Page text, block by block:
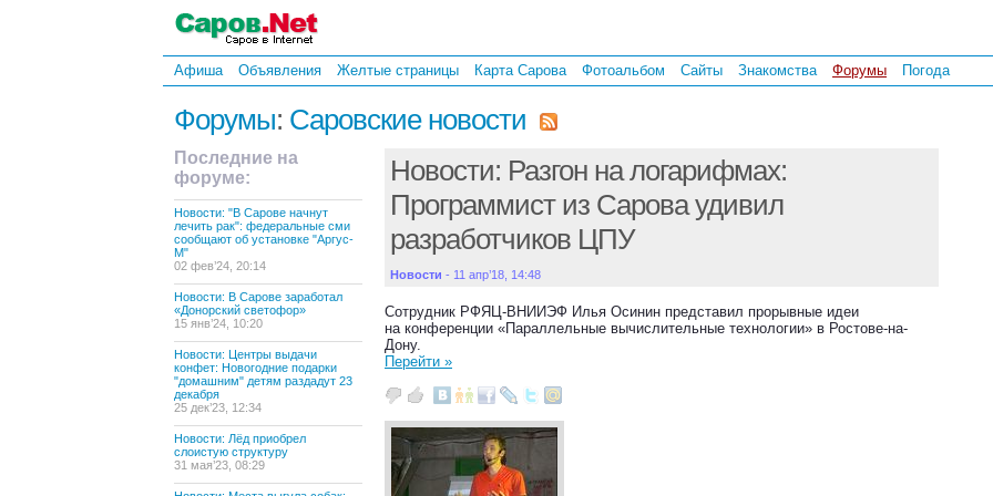
Афиша Объявления Желтые страницы Карта Сарова Фотоальбом Сайты Знакомства Форумы Погода
Форумы: Саровские новости
Последние на
форуме:
Новости: "В Сарове начнут
лечить рак": федеральные сми
сообщают об установке "Аргус-
М"
02 фев’24, 20:14
Новости: В Сарове заработал
«Донорский светофор»
15 янв’24, 10:20
Новости: Центры выдачи
конфет: Новогодние подарки
"домашним" детям раздадут 23
декабря
25 дек’23, 12:34
Новости: Лёд приобрел
слоистую структуру
31 мая’23, 08:29
Новости: Разгон на логарифмах:
Программист из Сарова удивил
разработчиков ЦПУ
Новости - 11 апр’18, 14:48
Сотрудник РФЯЦ-ВНИИЭФ Илья Осинин представил прорывные идеи
на конференции «Параллельные вычислительные технологии» в Ростове-на-
Дону.
Перейти »